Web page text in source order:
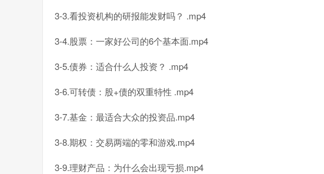
3-3.看投资机构的研报能发财吗？ .mp4
3-4.股票：一家好公司的6个基本面.mp4
3-5.债券：适合什么人投资？ .mp4
3-6.可转债：股+债的双重特性 .mp4
3-7.基金：最适合大众的投资品.mp4
3-8.期权：交易两端的零和游戏.mp4
3-9.理财产品：为什么会出现亏损.mp4